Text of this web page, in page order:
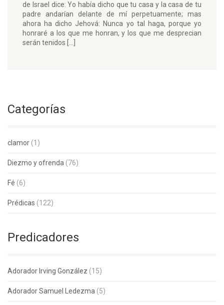
de Israel dice: Yo había dicho que tu casa y la casa de tu
padre andarían delante de mí perpetuamente; mas
ahora ha dicho Jehová: Nunca yo tal haga, porque yo
honraré a los que me honran, y los que me desprecian
serán tenidos […]
Categorías
clamor (1)
Diezmo y ofrenda (76)
Fé (6)
Prédicas (122)
Predicadores
Adorador Irving González (15)
Adorador Samuel Ledezma (5)